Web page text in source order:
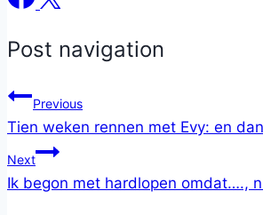
Post navigation
Previous
Tien weken rennen met Evy: en
Next
Ik begon met hardlopen omdat….,